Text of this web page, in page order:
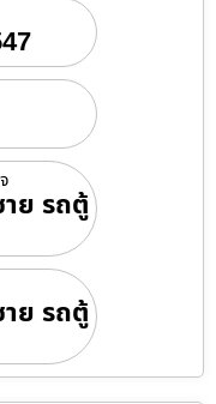
ย รถตู้
ย รถตู้